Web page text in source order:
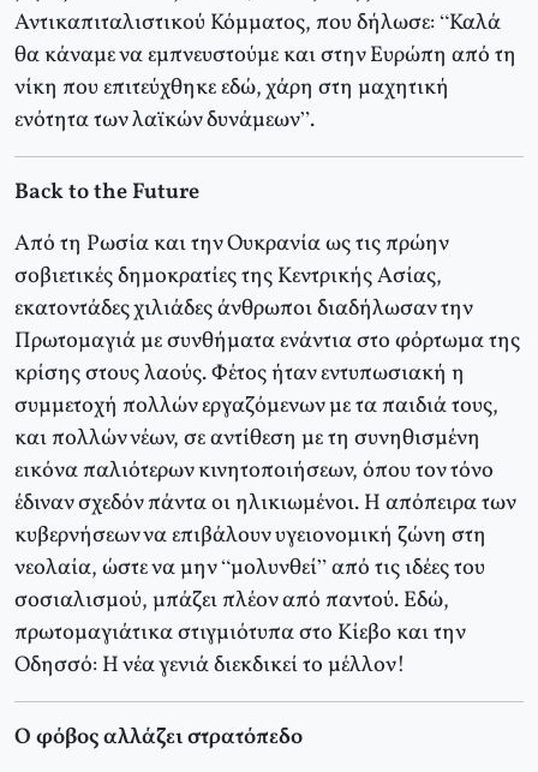
Αντικαπιταλιστικού Κόμματος, που δήλωσε: “Καλά
θα κάναμε να εμπνευστούμε και στην Ευρώπη από τη
νίκη που επιτεύχθηκε εδώ, χάρη στη μαχητική
ενότητα των λαϊκών δυνάμεων”.
Back to the Future
Από τη Ρωσία και την Ουκρανία ως τις πρώην
σοβιετικές δημοκρατίες της Κεντρικής Ασίας,
εκατοντάδες χιλιάδες άνθρωποι διαδήλωσαν την
Πρωτομαγιά με συνθήματα ενάντια στο φόρτωμα της
κρίσης στους λαούς. Φέτος ήταν εντυπωσιακή η
συμμετοχή πολλών εργαζόμενων με τα παιδιά τους,
και πολλών νέων, σε αντίθεση με τη συνηθισμένη
εικόνα παλιότερων κινητοποιήσεων, όπου τον τόνο
έδιναν σχεδόν πάντα οι ηλικιωμένοι. Η απόπειρα των
κυβερνήσεων να επιβάλουν υγειονομική ζώνη στη
νεολαία, ώστε να μην “μολυνθεί” από τις ιδέες του
σοσιαλισμού, μπάζει πλέον από παντού. Εδώ,
πρωτομαγιάτικα στιγμιότυπα στο Κίεβο και την
Οδησσό: Η νέα γενιά διεκδικεί το μέλλον!
Ο φόβος αλλάζει στρατόπεδο